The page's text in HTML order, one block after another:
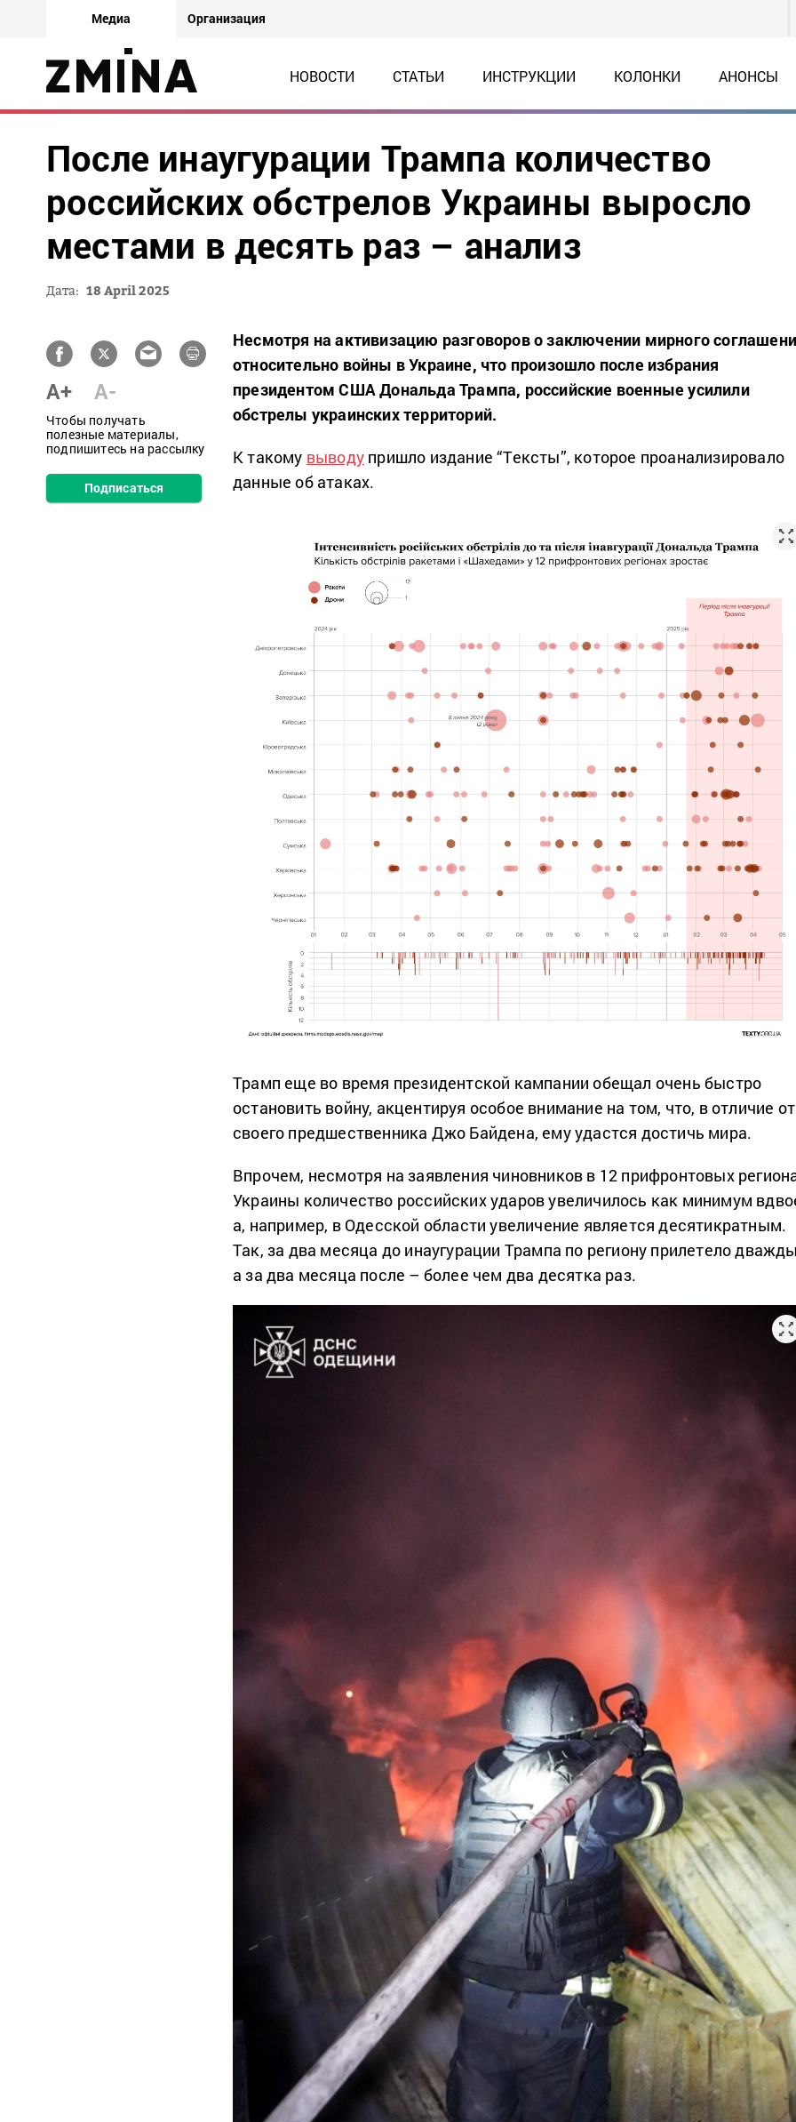
Медиа Организация
НОВОСТИ СТАТЬИ ИНСТРУКЦИИ КОЛОНКИ АНОНСЫ
После инаугурации Трампа количество
российских обстрелов Украины выросло
местами в десять раз – анализ
Дата: 18 April 2025
A+ A-
Чтобы получать
полезные материалы,
подпишитесь на рассылку
Подписаться
Несмотря на активизацию разговоров о заключении мирного
относительно войны в Украине, что произошло после избрания
президентом США Дональда Трампа, российские военные усилили
обстрелы украинских территорий.
К такому выводу пришло издание “Тексты”, которое проанализировало
данные об атаках.
Трамп еще во время президентской кампании обещал очень быстро
остановить войну, акцентируя особое внимание на том, что, в отличие от
своего предшественника Джо Байдена, ему удастся достичь мира.
Впрочем, несмотря на заявления чиновников в 12 прифронтовых
Украины количество российских ударов увеличилось как минимум
а, например, в Одесской области увеличение является десятикратным.
Так, за два месяца до инаугурации Трампа по региону прилетело
а за два месяца после – более чем два десятка раз.